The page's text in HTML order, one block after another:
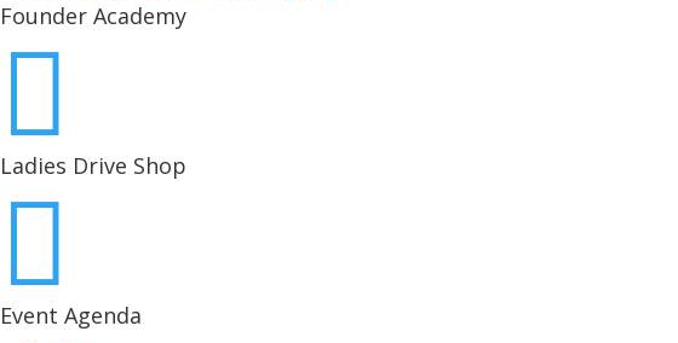
Founder Academy

Ladies Drive Shop

Event Agenda